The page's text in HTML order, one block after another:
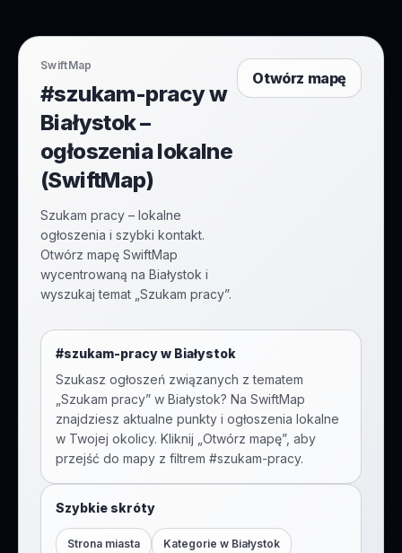
SwiftMap
#szukam-pracy w
Białystok –
ogłoszenia lokalne
(SwiftMap)
Szukam pracy – lokalne
ogłoszenia i szybki kontakt.
Otwórz mapę SwiftMap
wycentrowaną na Białystok i
wyszukaj temat „Szukam pracy”.
Otwórz mapę
#szukam-pracyw Białystok
Szukasz ogłoszeń związanych z tematem
Szukam pracy” w Białystok? Na SwiftMap
znajdziesz aktualne punkty i ogłoszenia lokalne
w Twojej okolicy. Kliknij „Otwórz mapę”, aby
przejść do mapy z filtrem #szukam-pracy.
Szybkie skróty
Strona miasta Kategorie w Białystok